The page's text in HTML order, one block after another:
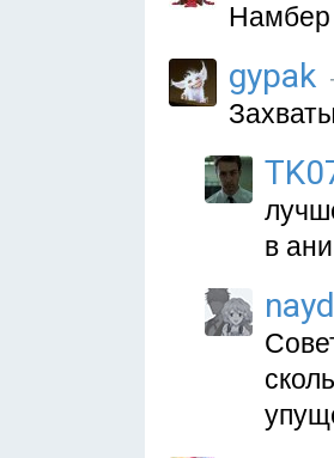
Намбер
gypak
в